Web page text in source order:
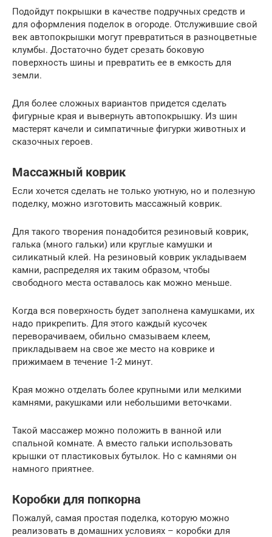
Подойдут покрышки в качестве подручных средств и
для оформления поделок в огороде. Отслужившие свой
век автопокрышки могут превратиться в разноцветные
клумбы. Достаточно будет срезать боковую
поверхность шины и превратить ее в емкость для
земли.
Для более сложных вариантов придется сделать
фигурные края и вывернуть автопокрышку. Из шин
мастерят качели и симпатичные фигурки животных и
сказочных героев.
Массажный коврик
Если хочется сделать не только уютную, но и полезную
поделку, можно изготовить массажный коврик.
Для такого творения понадобится резиновый коврик,
галька (много гальки) или круглые камушки и
силикатный клей. На резиновый коврик укладываем
камни, распределяя их таким образом, чтобы
свободного места оставалось как можно меньше.
Когда вся поверхность будет заполнена камушками, их
надо прикрепить. Для этого каждый кусочек
переворачиваем, обильно смазываем клеем,
прикладываем на свое же место на коврике и
прижимаем в течение 1-2 минут.
Края можно отделать более крупными или мелкими
камнями, ракушками или небольшими веточками.
Такой массажер можно положить в ванной или
спальной комнате. А вместо гальки использовать
крышки от пластиковых бутылок. Но с камнями он
намного приятнее.
Коробки для попкорна
Пожалуй, самая простая поделка, которую можно
реализовать в домашних условиях – коробки для